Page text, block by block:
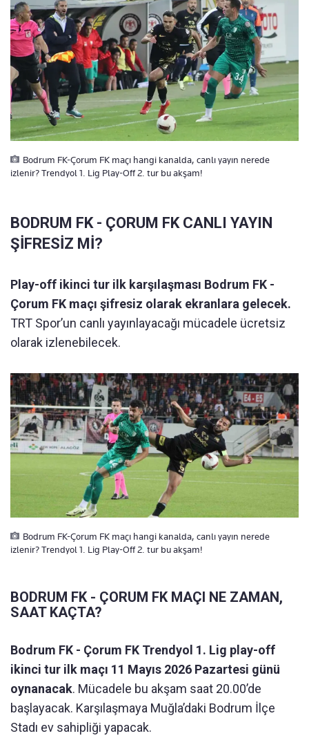
Bodrum FK-Çorum FK maçı hangi kanalda, canlı yayın nerede
izlenir? Trendyol 1. Lig Play-Off 2. tur bu akşam!
BODRUM FK - ÇORUM FK CANLI YAYIN
ŞİFRESİZ Mİ?
Play-off ikinci tur ilk karşılaşması Bodrum FK -
Çorum FK maçı şifresiz olarak ekranlara gelecek.
TRT Spor’un canlı yayınlayacağı mücadele ücretsiz
olarak izlenebilecek.
Bodrum FK-Çorum FK maçı hangi kanalda, canlı yayın nerede
izlenir? Trendyol 1. Lig Play-Off 2. tur bu akşam!
BODRUM FK - ÇORUM FK MAÇI NE ZAMAN,
SAAT KAÇTA?
Bodrum FK - Çorum FK Trendyol 1. Lig play-off
ikinci tur ilk maçı 11 Mayıs 2026 Pazartesi günü
oynanacak. Mücadele bu akşam saat 20.00’de
başlayacak. Karşılaşmaya Muğla’daki Bodrum İlçe
Stadı ev sahipliği yapacak.